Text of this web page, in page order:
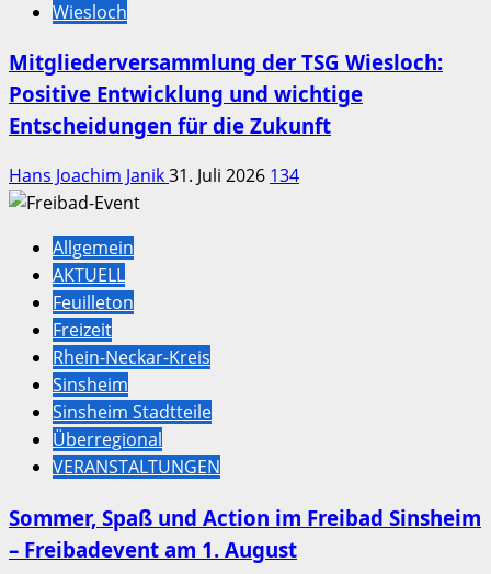
Wiesloch
Mitgliederversammlung der TSG Wiesloch:
Positive Entwicklung und wichtige
Entscheidungen für die Zukunft
Hans Joachim Janik31. Juli 2026 134
Allgemein
AKTUELL
Feuilleton
Freizeit
Rhein-Neckar-Kreis
Sinsheim
Sinsheim Stadtteile
Überregional
VERANSTALTUNGEN
Sommer, Spaß und Action im Freibad Sinsheim
– Freibadevent am 1. August